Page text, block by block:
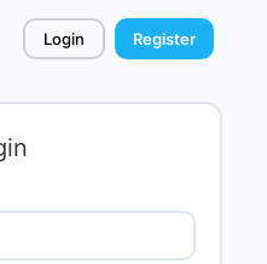
Login Register